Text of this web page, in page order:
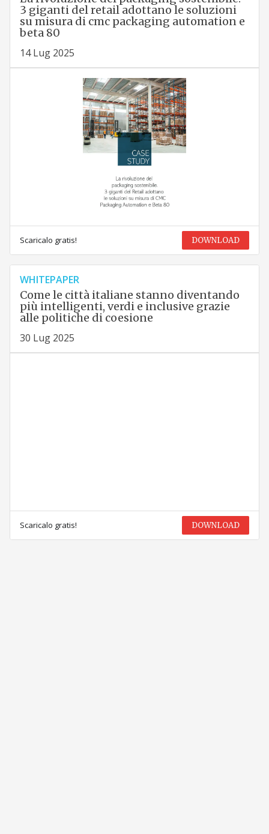
3 giganti del retail adottano le soluzioni
su misura di cmc packaging automation e
beta 80
14 Lug 2025
Scaricalo gratis! DOWNLOAD
WHITEPAPER
Come le città italiane stanno diventando
più intelligenti, verdi e inclusive grazie
alle politiche di coesione
30 Lug 2025
Scaricalo gratis! DOWNLOAD